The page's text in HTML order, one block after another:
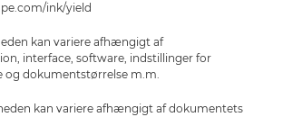
ink/yield
kan variere afhængigt af
interface, software, indstillinger for
og dokumentstørrelse m.m.
kan variere afhængigt af dokumentets